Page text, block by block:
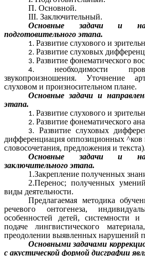
П. Основной.
III. Заключительный.
Основные задачи и
подготовительного этапа.
Развитие слухового и
Развитие слуховых
Развитие фонематического
необходимости
звукопроизношения. Уточнение
слуховом и произносительном плане.
Основные задачи и
этапа.
Развитие слухового и
Развитие фонематического
Развитие слуховых
дифференциация оппозиционных ^ков
словосочетания, предложения и текста).
Основные
задачи и
заключительного этапа.
1.Закрепление полученных
2.Перенос; полученных
виды деятельности.
Предлагаемая методика
речевого онтогенеза,
особенностей детей, системности и
подаче лингвистического
преодолении выявленных нарушений
Основными задачами
с акустической формой дисграфии